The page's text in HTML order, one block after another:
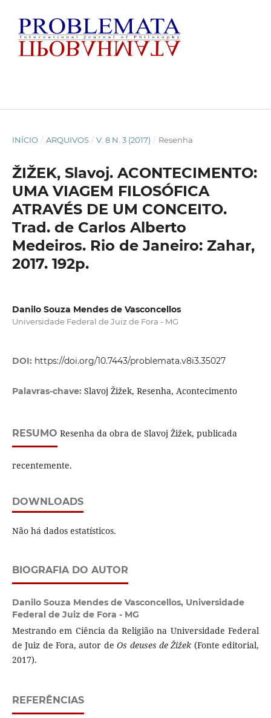
INÍCIO / ARQUIVOS / V. 8 N. 3 (2017) / Resenha
ŽIŽEK, Slavoj. ACONTECIMENTO:
UMA VIAGEM FILOSÓFICA
ATRAVÉS DE UM CONCEITO.
Trad. de Carlos Alberto
Medeiros. Rio de Janeiro: Zahar,
2017. 192p.
Danilo Souza Mendes de Vasconcellos
Universidade Federal de Juiz de Fora - MG
DOI: https://doi.org/10.7443/problemata.v8i3.35027
Palavras-chave: Slavoj Žižek, Resenha, Acontecimento
RESUMO Resenha da obra de Slavoj Žižek, publicada
recentemente.
DOWNLOADS
Não há dados estatísticos.
BIOGRAFIA DO AUTOR
Danilo Souza Mendes de Vasconcellos, Universidade
Federal de Juiz de Fora - MG
Mestrando em Ciência da Religião na Universidade Federal
de Juiz de Fora, autor deOs deuses de Žižek(Fonte editorial,
2017).
REFERÊNCIAS